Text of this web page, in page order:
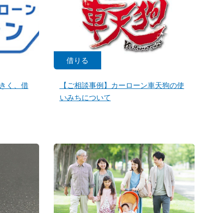
く、借
借りる
【ご相談事例】カーローン車天狗の使
いみちについて